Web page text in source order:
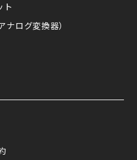
ト
ログ変換器）